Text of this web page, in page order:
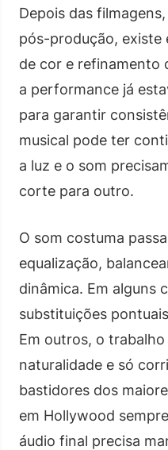
Depois das
pós-produção, existe
de cor e refinamento
a performance já
para garantir
musical pode ter
a luz e o som
corte para outro.
O som costuma
equalização,
dinâmica. Em alguns
substituições
Em outros, o
naturalidade e só
bastidores dos
em Hollywood
áudio final precisa